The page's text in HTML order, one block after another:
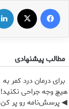
فیس بوک
مطالب پیشنهادی
برای درمان درد کمر به
هیچ وجه جراحی نکنید!
◀ پرسش‌نامه رو پر کن